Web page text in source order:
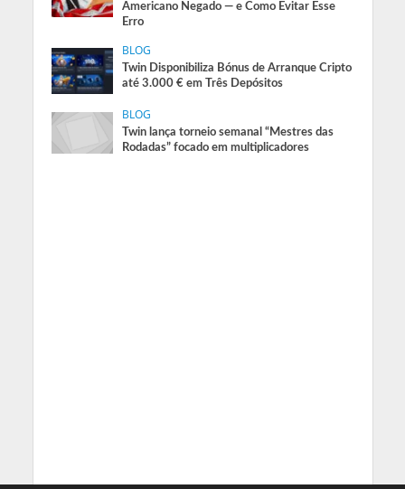
Americano Negado — e Como Evitar Esse
Erro
BLOG
Twin Disponibiliza Bónus de Arranque Cripto
até 3.000 € em Três Depósitos
BLOG
Twin lança torneio semanal “Mestres das
Rodadas” focado em multiplicadores